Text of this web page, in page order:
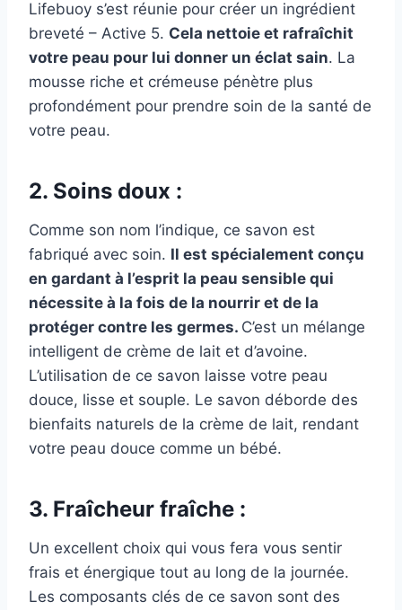
Lifebuoy s’est réunie pour créer un ingrédient
breveté – Active 5. Cela nettoie et rafraîchit
votre peau pour lui donner un éclat sain. La
mousse riche et crémeuse pénètre plus
profondément pour prendre soin de la santé de
votre peau.
2. Soins doux :
Comme son nom l’indique, ce savon est
fabriqué avec soin. Il est spécialement conçu
en gardant à l’esprit la peau sensible qui
nécessite à la fois de la nourrir et de la
protéger contre les germes. C’est un mélange
intelligent de crème de lait et d’avoine.
L’utilisation de ce savon laisse votre peau
douce, lisse et souple. Le savon déborde des
bienfaits naturels de la crème de lait, rendant
votre peau douce comme un bébé.
3. Fraîcheur fraîche :
Un excellent choix qui vous fera vous sentir
frais et énergique tout au long de la journée.
Les composants clés de ce savon sont des